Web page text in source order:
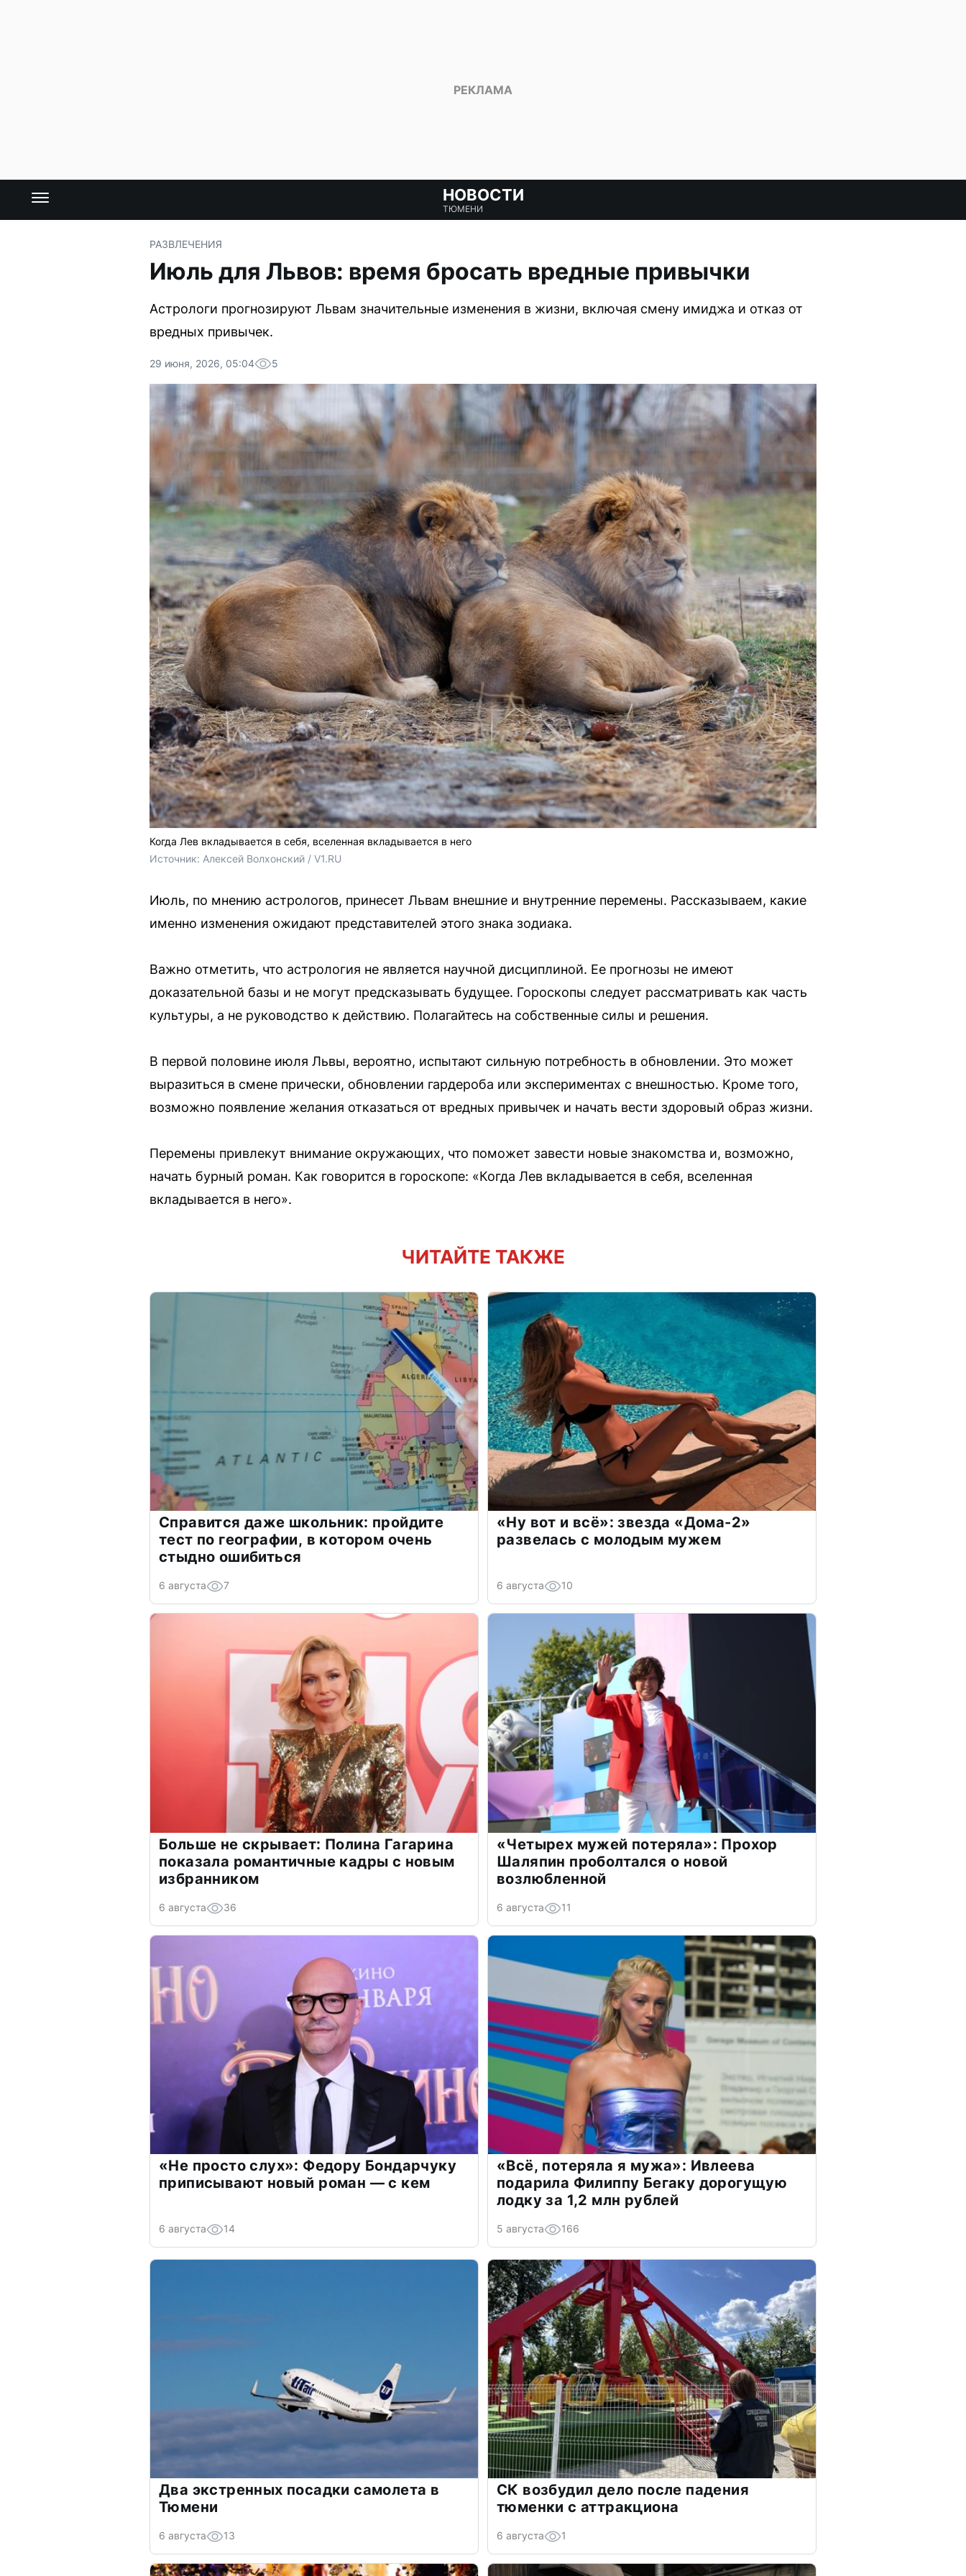
НОВОСТИ
ТЮМЕНИ
РАЗВЛЕЧЕНИЯ
Июль для Львов: время бросать вредные привычки
Астрологи прогнозируют Львам значительные изменения в жизни, включая смену имиджа и отказ от
вредных привычек.
29 июня, 2026, 05:04 5
Когда Лев вкладывается в себя, вселенная вкладывается в него
Источник: Алексей Волхонский / V1.RU
Июль, по мнению астрологов, принесет Львам внешние и внутренние перемены. Рассказываем, какие
именно изменения ожидают представителей этого знака зодиака.
Важно отметить, что астрология не является научной дисциплиной. Ее прогнозы не имеют
доказательной базы и не могут предсказывать будущее. Гороскопы следует рассматривать как часть
культуры, а не руководство к действию. Полагайтесь на собственные силы и решения.
В первой половине июля Львы, вероятно, испытают сильную потребность в обновлении. Это может
выразиться в смене прически, обновлении гардероба или экспериментах с внешностью. Кроме того,
возможно появление желания отказаться от вредных привычек и начать вести здоровый образ жизни.
Перемены привлекут внимание окружающих, что поможет завести новые знакомства и, возможно,
начать бурный роман. Как говорится в гороскопе: «Когда Лев вкладывается в себя, вселенная
вкладывается в него».
ЧИТАЙТЕ ТАКЖЕ
Справится даже школьник: пройдите
тест по географии, в котором очень
стыдно ошибиться
6 августа 7
«Ну вот и всё»: звезда «Дома-2»
развелась с молодым мужем
6 августа 10
Больше не скрывает: Полина Гагарина
показала романтичные кадры с новым
избранником
6 августа 36
«Четырех мужей потеряла»: Прохор
Шаляпин проболтался о новой
возлюбленной
6 августа 11
«Не просто слух»: Федору Бондарчуку
приписывают новый роман — с кем
6 августа 14
«Всё, потеряла я мужа»: Ивлеева
подарила Филиппу Бегаку дорогущую
лодку за 1,2 млн рублей
5 августа 166
Два экстренных посадки самолета в
Тюмени
6 августа 13
СК возбудил дело после падения
тюменки с аттракциона
6 августа 1